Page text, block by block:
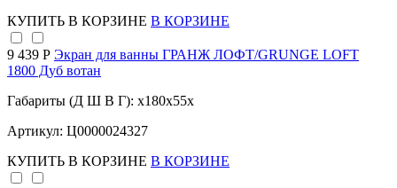
КУПИТЬ В КОРЗИНЕ В КОРЗИНЕ
9 439 Р Экран для ванны ГРАНЖ ЛОФТ/GRUNGE LOFT
1800 Дуб вотан
Габариты (Д Ш В Г): x180x55x
Артикул: Ц0000024327
КУПИТЬ В КОРЗИНЕ В КОРЗИНЕ